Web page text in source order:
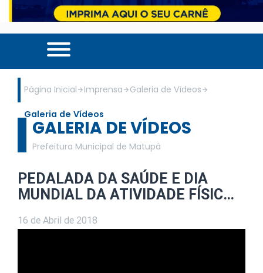
Página Inicial Imprensa Galeria de Vídeos
Galeria de Vídeos
GALERIA DE VÍDEOS
Prefeitura Municipal de Matupá
PEDALADA DA SAÚDE E DIA
MUNDIAL DA ATIVIDADE FÍSIC…
16 de Abril de 2018